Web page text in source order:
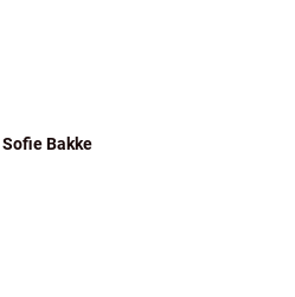
Bakke